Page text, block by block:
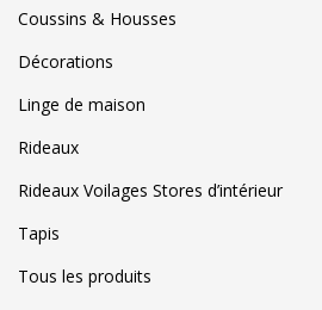
Coussins & Housses
Décorations
Linge de maison
Rideaux
Rideaux Voilages Stores d’intérieur
Tapis
Tous les produits